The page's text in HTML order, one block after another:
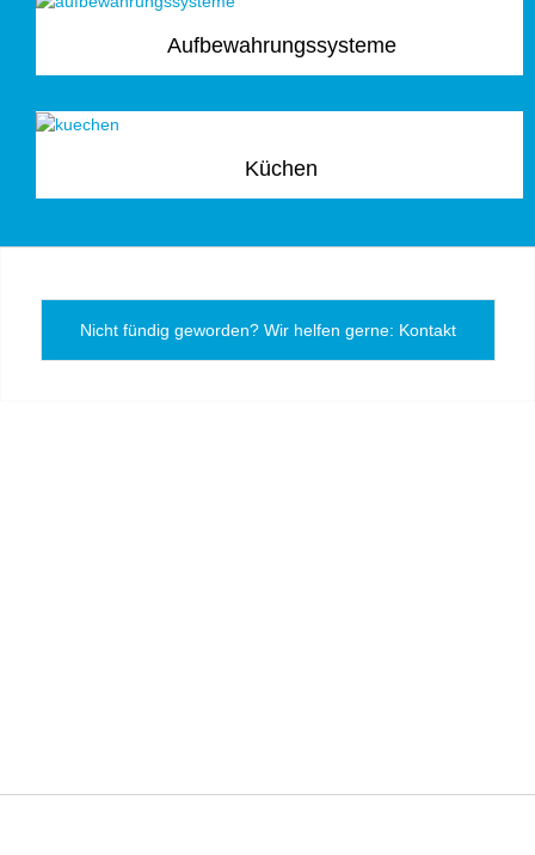
Aufbewahrungssysteme
Küchen
Nicht fündig geworden? Wir helfen gerne: Kontakt